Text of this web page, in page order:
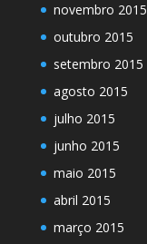
novembro 2015
outubro 2015
setembro 2015
agosto 2015
julho 2015
junho 2015
maio 2015
abril 2015
março 2015